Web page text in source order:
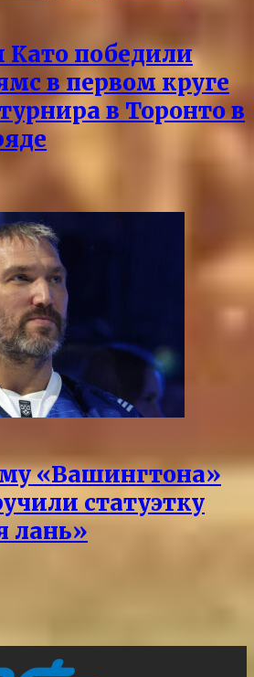
Като победили
в первом круге
в Торонто в
«Вашингтона»
статуэтку
лань»